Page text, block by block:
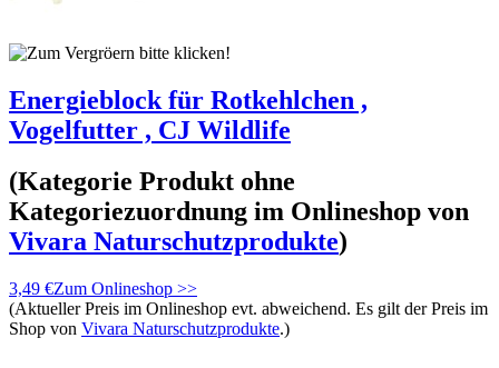
Energieblock für Rotkehlchen ,
Vogelfutter , CJ Wildlife
(Kategorie Produkt ohne
Kategoriezuordnung im Onlineshop von
Vivara Naturschutzprodukte)
3,49 €Zum Onlineshop >>
(Aktueller Preis im Onlineshop evt. abweichend. Es gilt der Preis im
Shop von Vivara Naturschutzprodukte.)